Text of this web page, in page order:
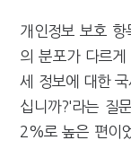
개인정보 보호 항
의 분포가 다르
세 정보에 대한
십니까?'라는 질
2%로 높은 편이